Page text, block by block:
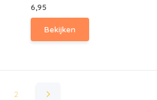
6,95
Bekijken
2